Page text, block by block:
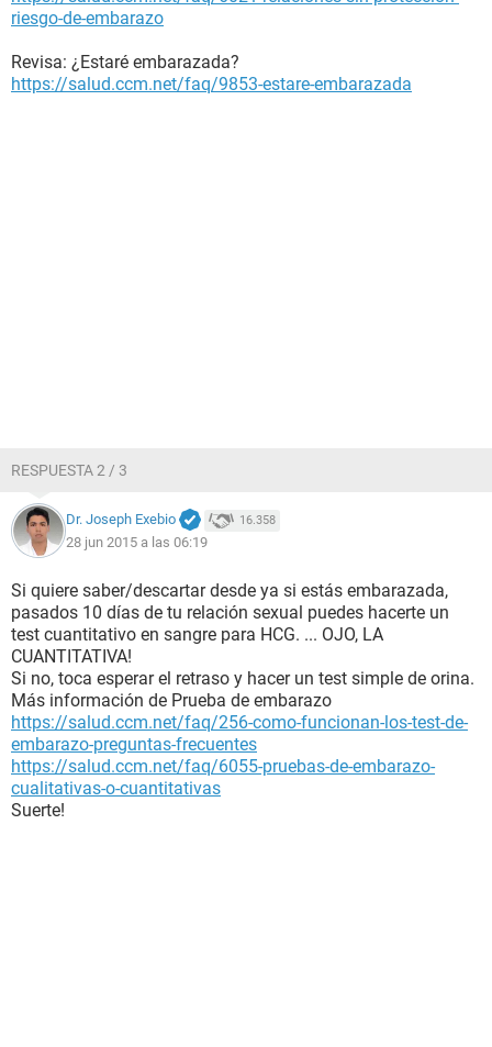
riesgo-de-embarazo
Revisa: ¿Estaré embarazada?
https://salud.ccm.net/faq/9853-estare-embarazada
RESPUESTA 2 / 3
Dr. Joseph Exebio 16.358
28 jun 2015 a las 06:19
Si quiere saber/descartar desde ya si estás embarazada,
pasados 10 días de tu relación sexual puedes hacerte un
test cuantitativo en sangre para HCG. ... OJO, LA
CUANTITATIVA!
Si no, toca esperar el retraso y hacer un test simple de orina.
Más información de Prueba de embarazo
https://salud.ccm.net/faq/256-como-funcionan-los-test-de-
embarazo-preguntas-frecuentes
https://salud.ccm.net/faq/6055-pruebas-de-embarazo-
cualitativas-o-cuantitativas
Suerte!